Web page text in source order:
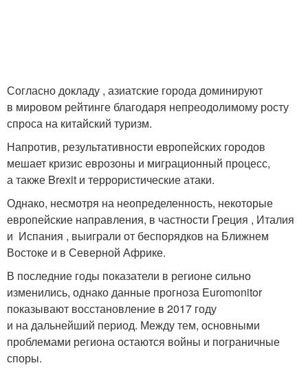
Согласно докладу , азиатские города доминируют
в мировом рейтинге благодаря непреодолимому росту
спроса на китайский туризм.
Напротив, результативности европейских городов
мешает кризис еврозоны и миграционный процесс,
а также Brexit и террористические атаки.
Однако, несмотря на неопределенность, некоторые
европейские направления, в частности Греция , Италия
и Испания , выиграли от беспорядков на Ближнем
Востоке и в Северной Африке.
В последние годы показатели в регионе сильно
изменились, однако данные прогноза Euromonitor
показывают восстановление в 2017 году
и на дальнейший период. Между тем, основными
проблемами региона остаются войны и пограничные
споры.